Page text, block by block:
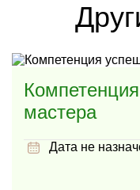
мастера
Дата не